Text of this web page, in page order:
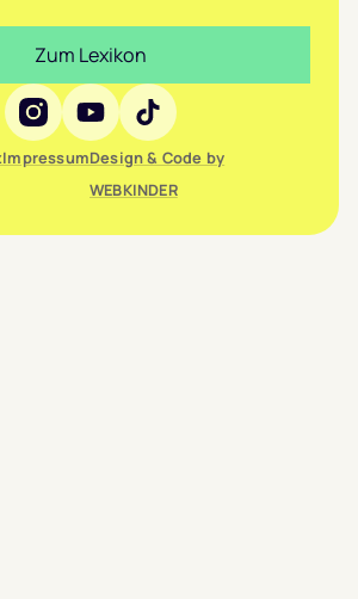
Social Media
ImpressumDesign & Code by
WEBKINDER
Zum Lexikon